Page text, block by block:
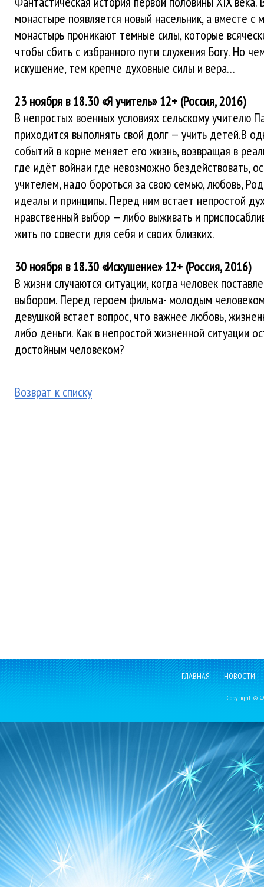
монастыре появляется новый насельник, а вместе с
монастырь проникают темные силы, которые
чтобы сбить с избранного пути служения Богу. Но
искушение, тем крепче духовные силы и вера…
23 ноября в 18.30 «Я учитель» 12+ (Россия, 2016)
В непростых военных условиях сельскому учителю
приходится выполнять свой долг — учить детей.В
событий в корне меняет его жизнь, возвращая в
где идёт войнаи где невозможно бездействовать,
учителем, надо бороться за свою семью, любовь,
идеалы и принципы. Перед ним встает непростой
нравственный выбор — либо выживать и
жить по совести для себя и своих близких.
30 ноября в 18.30 «Искушение» 12+ (Россия, 2016)
В жизни случаются ситуации, когда человек
выбором. Перед героем фильма- молодым
девушкой встает вопрос, что важнее любовь,
либо деньги. Как в непростой жизненной ситуации
достойным человеком?
Возврат к списку
ГЛАВНАЯ НОВОСТИ
Copyright ©